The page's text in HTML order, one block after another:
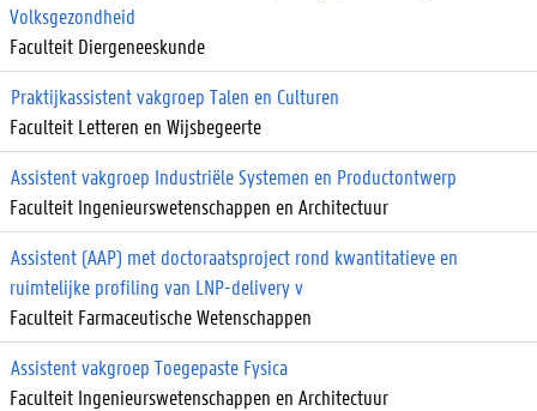
Volksgezondheid
Faculteit Diergeneeskunde
Praktijkassistent vakgroep Talen en Culturen
Faculteit Letteren en Wijsbegeerte
Assistent vakgroep Industriële Systemen en Productontwerp
Faculteit Ingenieurswetenschappen en Architectuur
Assistent (AAP) met doctoraatsproject rond kwantitatieve en
ruimtelijke profiling van LNP-delivery v
Faculteit Farmaceutische Wetenschappen
Assistent vakgroep Toegepaste Fysica
Faculteit Ingenieurswetenschappen en Architectuur